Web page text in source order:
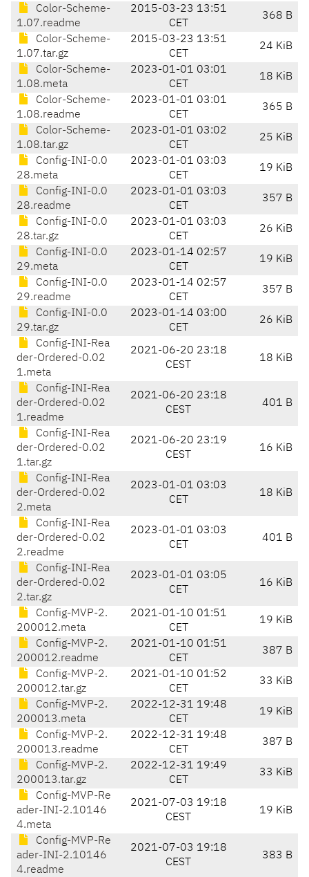
Color-Scheme-
1.07.readme
2015-03-23 13:51
CET
368 B
Color-Scheme-
1.07.tar.gz
2015-03-23 13:51
CET
24 KiB
Color-Scheme-
1.08.meta
2023-01-01 03:01
CET
18 KiB
Color-Scheme-
1.08.readme
2023-01-01 03:01
CET
365 B
Color-Scheme-
1.08.tar.gz
2023-01-01 03:02
CET
25 KiB
Config-INI-0.0
28.meta
2023-01-01 03:03
CET
19 KiB
Config-INI-0.0
28.readme
2023-01-01 03:03
CET
357 B
Config-INI-0.0
28.tar.gz
2023-01-01 03:03
CET
26 KiB
Config-INI-0.0
29.meta
2023-01-14 02:57
CET
19 KiB
Config-INI-0.0
29.readme
2023-01-14 02:57
CET
357 B
Config-INI-0.0
29.tar.gz
2023-01-14 03:00
CET
26 KiB
Config-INI-Rea
der-Ordered-0.02
1.meta
2021-06-20 23:18
CEST
18 KiB
Config-INI-Rea
der-Ordered-0.02
1.readme
2021-06-20 23:18
CEST
401 B
Config-INI-Rea
der-Ordered-0.02
1.tar.gz
2021-06-20 23:19
CEST
16 KiB
Config-INI-Rea
der-Ordered-0.02
2.meta
2023-01-01 03:03
CET
18 KiB
Config-INI-Rea
der-Ordered-0.02
2.readme
2023-01-01 03:03
CET
401 B
Config-INI-Rea
der-Ordered-0.02
2.tar.gz
2023-01-01 03:05
CET
16 KiB
Config-MVP-2.
200012.meta
2021-01-10 01:51
CET
19 KiB
Config-MVP-2.
200012.readme
2021-01-10 01:51
CET
387 B
Config-MVP-2.
200012.tar.gz
2021-01-10 01:52
CET
33 KiB
Config-MVP-2.
200013.meta
2022-12-31 19:48
CET
19 KiB
Config-MVP-2.
200013.readme
2022-12-31 19:48
CET
387 B
Config-MVP-2.
200013.tar.gz
2022-12-31 19:49
CET
33 KiB
Config-MVP-Re
ader-INI-2.10146
4.meta
2021-07-03 19:18
CEST
19 KiB
Config-MVP-Re
ader-INI-2.10146
4.readme
2021-07-03 19:18
CEST
383 B